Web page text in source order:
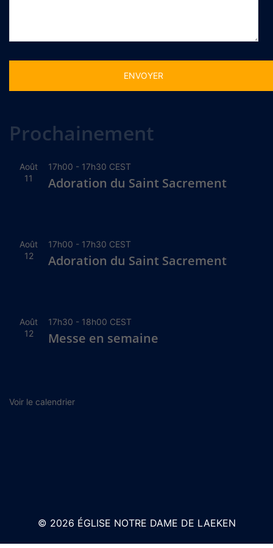
Prochainement
Août
11
17h00 - 17h30 CEST
Adoration du Saint Sacrement
Août
12
17h00 - 17h30 CEST
Adoration du Saint Sacrement
Août
12
17h30 - 18h00 CEST
Messe en semaine
Voir le calendrier
© 2026 ÉGLISE NOTRE DAME DE LAEKEN